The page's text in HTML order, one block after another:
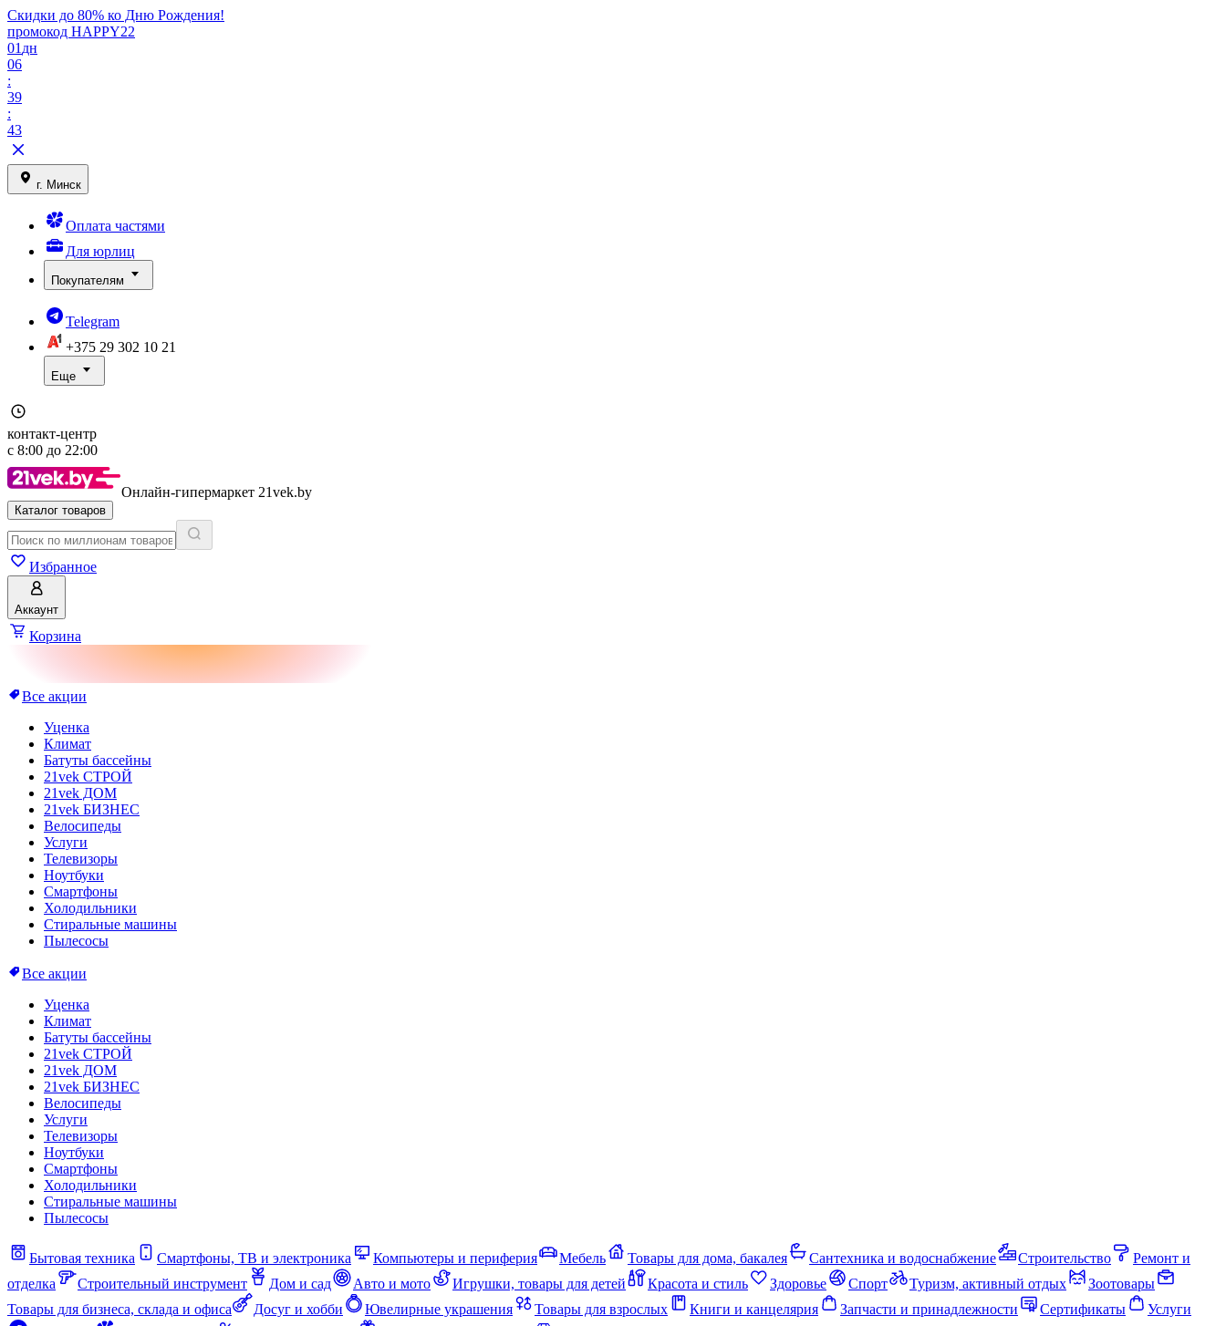
Скидки до 80% ко Дню Рождения!
промокод HAPPY22
01 дн
06
:
39
:
43
г. Минск
Оплата частями
Для юрлиц
Покупателям
Telegram
+375 29 302 10 21
Еще
контакт-центр
с 8:00 до 22:00
Онлайн-гипермаркет 21vek.by
Каталог товаров
Избранное
Аккаунт
Корзина
Все акции
Уценка
Климат
Батуты бассейны
21vek СТРОЙ
21vek ДОМ
21vek БИЗНЕС
Велосипеды
Услуги
Телевизоры
Ноутбуки
Смартфоны
Холодильники
Стиральные машины
Пылесосы
Все акции
Уценка
Климат
Батуты бассейны
21vek СТРОЙ
21vek ДОМ
21vek БИЗНЕС
Велосипеды
Услуги
Телевизоры
Ноутбуки
Смартфоны
Холодильники
Стиральные машины
Пылесосы
Бытовая техника Смартфоны, ТВ и электроника Компьютеры и периферия Мебель Товары для дома, бакалея Сантехника и водоснабжение Строительство
Ремонт и
отделка
Строительный инструмент Дом и сад Авто и мото Игрушки, товары для детей Красота и стиль Здоровье Спорт Туризм, активный отдых
Зоотовары
Товары для бизнеса, склада и офиса
Досуг и хобби Ювелирные украшения Товары для взрослых Книги и канцелярия Запчасти и принадлежности Сертификаты
Услуги